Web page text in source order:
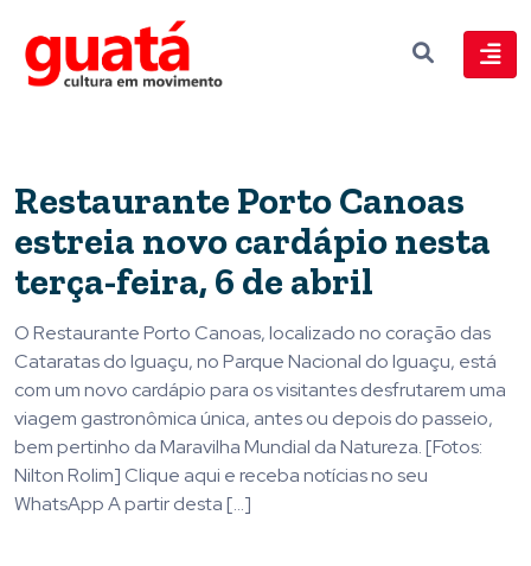
Restaurante Porto Canoas
estreia novo cardápio nesta
terça-feira, 6 de abril
O Restaurante Porto Canoas, localizado no coração das
Cataratas do Iguaçu, no Parque Nacional do Iguaçu, está
com um novo cardápio para os visitantes desfrutarem uma
viagem gastronômica única, antes ou depois do passeio,
bem pertinho da Maravilha Mundial da Natureza. [Fotos:
Nilton Rolim] Clique aqui e receba notícias no seu
WhatsApp A partir desta […]